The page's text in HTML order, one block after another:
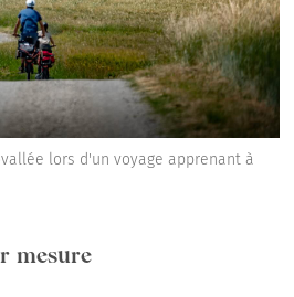
lors d'un voyage apprenant à
mesure